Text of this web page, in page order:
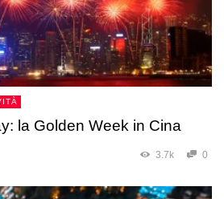
la Golden Week in Cina
3.7k 0